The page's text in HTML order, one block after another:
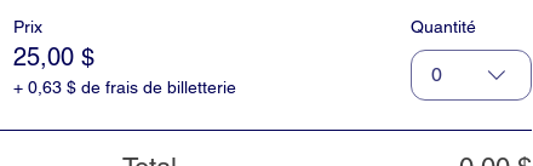
Prix
25,00 $
+ 0,63 $ de frais de billetterie
Quantité
0